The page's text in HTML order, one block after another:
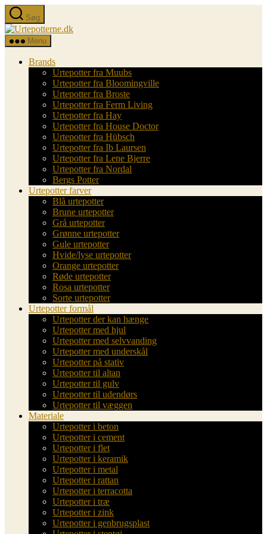
Spring
til
indholdet
Søg
Urtepotterne.dk
Menu
Brands
Urtepotter fra Muubs
Urtepotter fra Bloomingville
Urtepotter fra Broste
Urtepotter fra Ferm Living
Urtepotter fra Hay
Urtepotter fra House Doctor
Urtepotter fra Hübsch
Urtepotter fra Ib Laursen
Urtepotter fra Lene Bjerre
Urtepotter fra Nordal
Bergs Potter
Urtepotter farver
Blå urtepotter
Brune urtepotter
Grå urtepotter
Grønne urtepotter
Gule urtepotter
Hvide/lyse urtepotter
Orange urtepotter
Røde urtepotter
Rosa urtepotter
Sorte urtepotter
Urtepotter formål
Urtepotter der kan hænge
Urtepotter med hjul
Urtepotter med selvvanding
Urtepotter med underskål
Urtepotter på stativ
Urtepotter til altan
Urtepotter til gulv
Urtepotter til udendørs
Urtepotter til væggen
Materiale
Urtepotter i beton
Urtepotter i cement
Urtepotter i flet
Urtepotter i keramik
Urtepotter i metal
Urtepotter i rattan
Urtepotter i terracotta
Urtepotter i træ
Urtepotter i zink
Urtepotter i genbrugsplast